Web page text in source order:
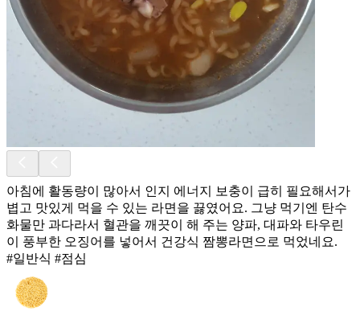
아침에 활동량이 많아서 인지 에너지 보충이 급히 필요해서가
볍고 맛있게 먹을 수 있는 라면을 끓였어요. 그냥 먹기엔 탄수
화물만 과다라서 혈관을 깨끗이 해 주는 양파, 대파와 타우린
이 풍부한 오징어를 넣어서 건강식 짬뽕라면으로 먹었네요.
#일반식 #점심